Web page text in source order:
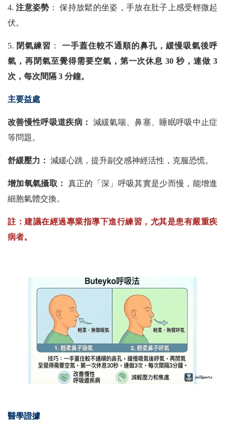
4.注意姿勢 ： 保持放鬆的坐姿，手放在肚子上感受輕微起
伏。
5. 閉氣練習 ：一手蓋住較不通順的鼻孔，緩慢吸氣後呼
氣，再閉氣至覺得需要空氣，第一次休息 30 秒，連做 3
次，每次間隔 3 分鐘。
主要益處
改善慢性呼吸道疾病：
減緩氣喘、鼻塞、睡眠呼吸中止症
等問題。
舒緩壓力： 減緩心跳，提升副交感神經活性，克服恐慌。
增加氧氣攝取：
真正的「深」呼吸其實是少而慢，能增進
細胞氣體交換。
註：建議在經過專業指導下進行練習，尤其是患有嚴重疾
病者。
醫學證據